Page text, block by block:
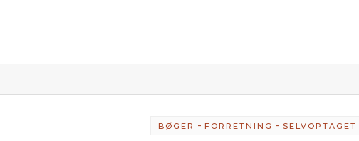
BØGER -FORRETNING - SELVOPTAGET